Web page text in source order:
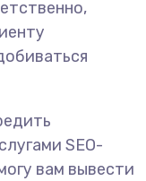
SEO-
вам вывести